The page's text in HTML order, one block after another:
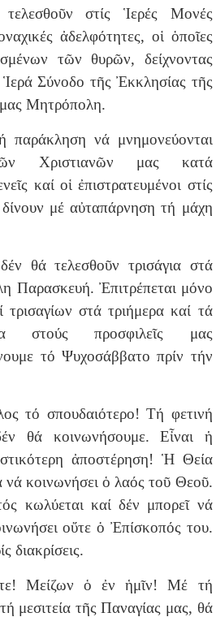
στίς Ἱερές Μονές
ἀδελφότητες, οἱ ὁποῖες
τῶν θυρῶν, δείχνοντας
Σύνοδο τῆς Ἐκκλησίας τῆς
Μητρόπολη.
παράκληση νά μνημονεύονται
Χριστιανῶν μας κατά
καί οἱ ἐπιστρατευμένοι στίς
δίνουν μέ αὐταπάρνηση τή μάχη
δέν θά τελεσθοῦν τρισάγια στά
Παρασκευή. Ἐπιτρέπεται μόνο
στά τριήμερα καί τά
στούς προσφιλεῖς μας
τό Ψυχοσάββατο πρίν τήν
τό σπουδαιότερο! Τή φετινή
θά κοινωνήσουμε. Εἶναι ἡ
ἀποστέρηση! Ἡ Θεία
νά κοινωνήσει ὁ λαός τοῦ Θεοῦ.
κωλύεται καί δέν μπορεῖ νά
οὔτε ὁ Ἐπίσκοπός του.
διακρίσεις.
Μείζων ὁ ἐν ἡμῖν! Μέ τή
μεσιτεία τῆς Παναγίας μας, θά